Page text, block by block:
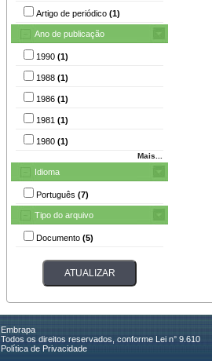
Artigo de periódico (1)
Ano de publicação
1990 (1)
1988 (1)
1986 (1)
1981 (1)
1980 (1)
Mais...
Idioma
Português (7)
Tipo do arquivo
Documento (5)
Embrapa
Todos os direitos reservados, conforme Lei n° 9.610
Política de Privacidade